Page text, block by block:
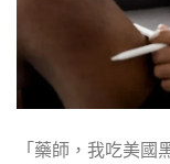
「藥師，我吃美國